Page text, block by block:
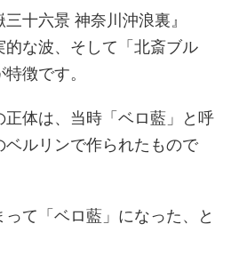
十六景 神奈川沖浪裏』
な波、そして「北斎ブル
徴です。
正体は、当時「ベロ藍」と呼
ルリンで作られたもので
って「ベロ藍」になった、と